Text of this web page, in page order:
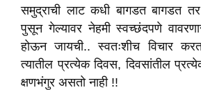
समुद्राची लाट कधी बागडत बागडत
पुसून गेल्यावर नेहमी स्वच्छंदपणे
होऊन जायची.. स्वतःशीच विचार
त्यातील प्रत्येक दिवस, दिवसांतील
क्षणभंगुर असतो नाही !!